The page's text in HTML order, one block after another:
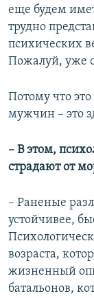
еще будем
трудно
психических
Пожалуй, уже
Потому что
мужчин – это
– В этом,
страдают от
– Раненые
устойчивее,
возраста,
жизненный
батальонов,